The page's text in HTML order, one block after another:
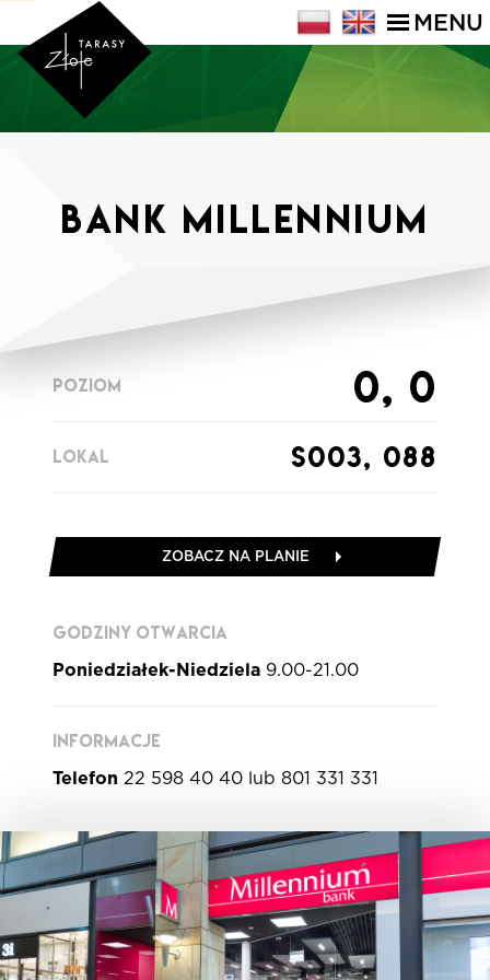
MENU
Bank Millennium
POZIOM 0, 0
LOKAL s003, 088
ZOBACZ NA PLANIE
GODZINY OTWARCIA
Poniedziałek-Niedziela 9.00-21.00
INFORMACJE
Telefon 22 598 40 40 lub 801 331 331